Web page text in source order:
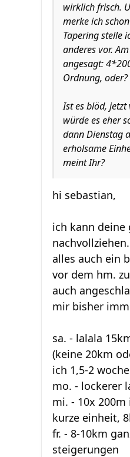
wirklich frisch.
merke ich
Tapering stelle
anderes vor.
angesagt:
Ordnung, oder?
Ist es blöd, jetzt
würde es eher
dann Dienstag
erholsame
meint Ihr?
hi sebastian,
ich kann deine
alles auch ein
vor dem hm.
auch
mir bisher
sa. - lalala
(keine 20km
ich 1,5-2
mo. - lockerer
mi. - 10x
kurze einheit,
fr. - 8-10km
steigerungen